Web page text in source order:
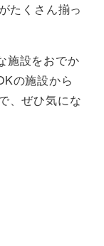
たくさん揃っ
施設をおでか
の施設から
、ぜひ気にな